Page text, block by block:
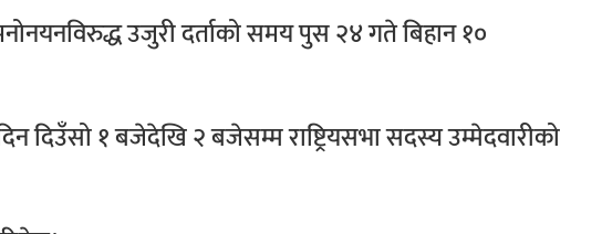
उजुरी दर्ताको समय पुस २४ गते बिहान १०
१ बजेदेखि २ बजेसम्म राष्ट्रियसभा सदस्य उम्मेदवारीको